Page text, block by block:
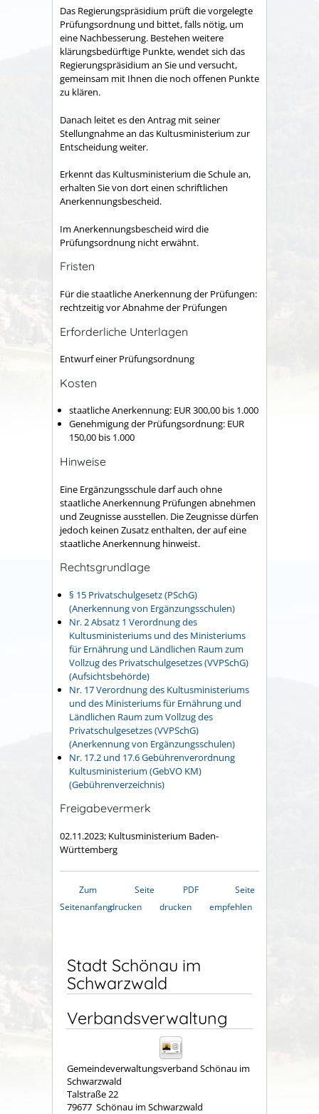
Das Regierungspräsidium prüft die vorgelegte
Prüfungsordnung und bittet, falls nötig, um
eine Nachbesserung. Bestehen weitere
klärungsbedürftige Punkte, wendet sich das
Regierungspräsidium an Sie und versucht,
gemeinsam mit Ihnen die noch offenen Punkte
zu klären.
Danach leitet es den Antrag mit seiner
Stellungnahme an das Kultusministerium zur
Entscheidung weiter.
Erkennt das Kultusministerium die Schule an,
erhalten Sie von dort einen schriftlichen
Anerkennungsbescheid.
Im Anerkennungsbescheid wird die
Prüfungsordnung nicht erwähnt.
Fristen
Für die staatliche Anerkennung der Prüfungen:
rechtzeitig vor Abnahme der Prüfungen
Erforderliche Unterlagen
Entwurf einer Prüfungsordnung
Kosten
staatliche Anerkennung: EUR 300,00 bis 1.000
Genehmigung der Prüfungsordnung: EUR
150,00 bis 1.000
Hinweise
Eine Ergänzungsschule darf auch ohne
staatliche Anerkennung Prüfungen abnehmen
und Zeugnisse ausstellen. Die Zeugnisse dürfen
jedoch keinen Zusatz enthalten, der auf eine
staatliche Anerkennung hinweist.
Rechtsgrundlage
§ 15 Privatschulgesetz (PSchG)
(Anerkennung von Ergänzungsschulen)
Nr. 2 Absatz 1 Verordnung des
Kultusministeriums und des Ministeriums
für Ernährung und Ländlichen Raum zum
Vollzug des Privatschulgesetzes (VVPSchG)
(Aufsichtsbehörde)
Nr. 17 Verordnung des Kultusministeriums
und des Ministeriums für Ernährung und
Ländlichen Raum zum Vollzug des
Privatschulgesetzes (VVPSchG)
(Anerkennung von Ergänzungsschulen)
Nr. 17.2 und 17.6 Gebührenverordnung
Kultusministerium (GebVO KM)
(Gebührenverzeichnis)
Freigabevermerk
02.11.2023; Kultusministerium Baden-
Württemberg
Zum
Seitenanfang
Seite
drucken
PDF
drucken
Seite
empfehlen
Stadt Schönau im
Schwarzwald
Verbandsverwaltung
Gemeindeverwaltungsverband Schönau im
Schwarzwald
Talstraße 22
79677 Schönau im Schwarzwald